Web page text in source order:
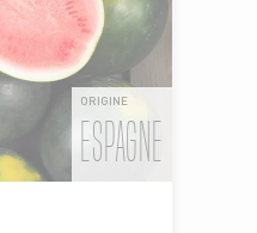
ORIGINE
ESPAGNE